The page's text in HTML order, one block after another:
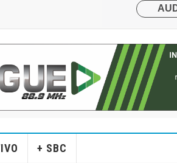
+ SBC